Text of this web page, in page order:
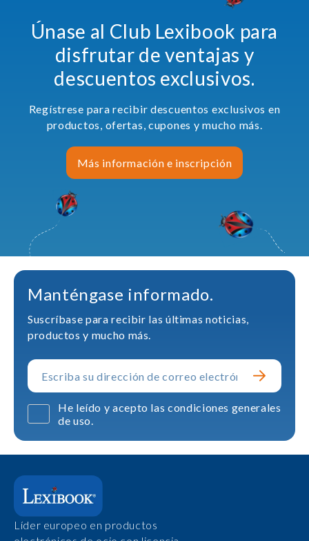
Únase al Club Lexibook para
disfrutar de ventajas y
descuentos exclusivos.
Regístrese para recibir descuentos exclusivos en
productos, ofertas, cupones y mucho más.
Más información e inscripción
Manténgase informado.
Suscríbase para recibir las últimas noticias,
productos y mucho más.
He leído y acepto las condiciones generales
de uso.
Líder europeo en productos